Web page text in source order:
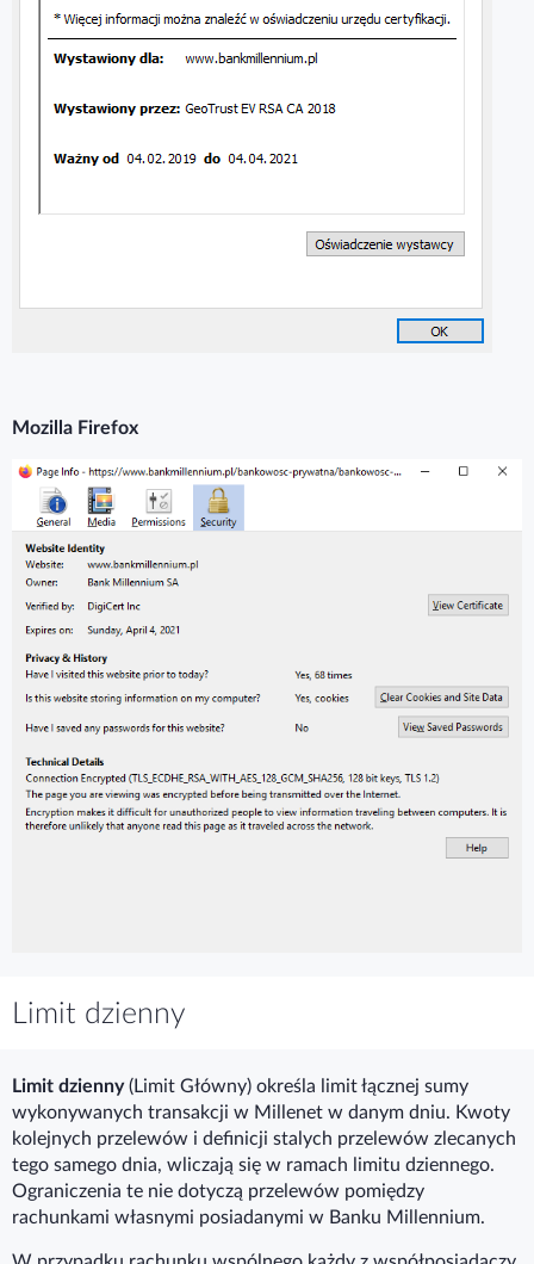
Mozilla Firefox
Limit dzienny
Limit dzienny(Limit Główny) określa limit łącznej sumy
wykonywanych transakcji w Millenet w danym dniu. Kwoty
kolejnych przelewów i definicji stalych przelewów zlecanych
tego samego dnia, wliczają się w ramach limitu dziennego.
Ograniczenia te nie dotyczą przelewów pomiędzy
rachunkami własnymi posiadanymi w Banku Millennium.